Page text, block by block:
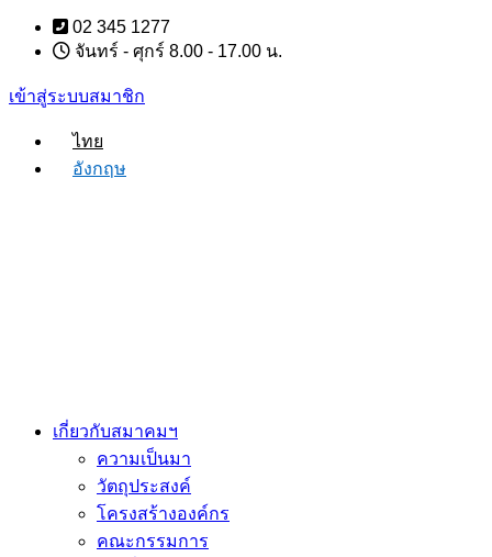
Skip
content
02 345 1277
จันทร์ - ศุกร์ 8.00 - 17.00 น.
เข้าสู่ระบบสมาชิก
ไทย
อังกฤษ
เกี่ยวกับสมาคมฯ
ความเป็นมา
วัตถุประสงค์
โครงสร้างองค์กร
คณะกรรมการ